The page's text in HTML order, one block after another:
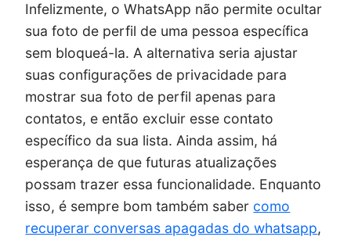
Infelizmente, o WhatsApp não permite ocultar
sua foto de perfil de uma pessoa específica
sem bloqueá-la. A alternativa seria ajustar
suas configurações de privacidade para
mostrar sua foto de perfil apenas para
contatos, e então excluir esse contato
específico da sua lista. Ainda assim, há
esperança de que futuras atualizações
possam trazer essa funcionalidade. Enquanto
isso, é sempre bom também saber como
recuperar conversas apagadas do whatsapp,